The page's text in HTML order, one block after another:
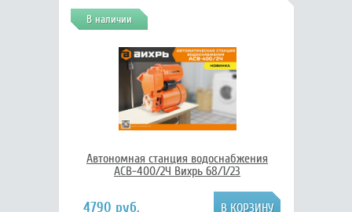
В наличии
Автономная станция водоснабжения
АСВ-400/2Ч Вихрь 68/1/23
4790 руб.